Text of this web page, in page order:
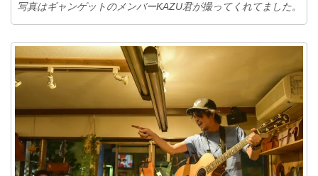
写真はギャンゲットのメンバーKAZU君が撮ってくれてました。